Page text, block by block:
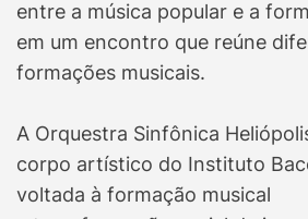
entre a música popular e a
em um encontro que reúne
formações musicais.
A Orquestra Sinfônica
corpo artístico do Instituto
voltada à formação musical